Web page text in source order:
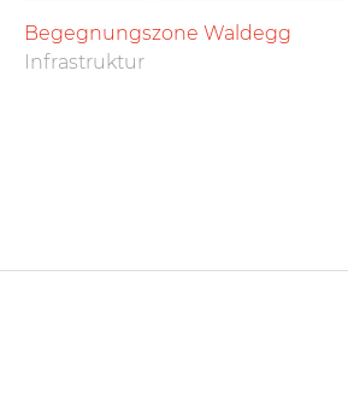
Begegnungszone Waldegg
Infrastruktur